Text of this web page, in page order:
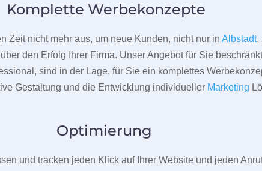
Komplette Werbekonzepte
Zeit nicht mehr aus, um neue Kunden, nicht nur inAlbstadt,
den Erfolg Ihrer Firma. Unser Angebot für Sie
sind in der Lage, für Sie ein komplettes
Gestaltung und die Entwicklung individueller Marketing
Optimierung
und tracken jeden Klick auf Ihrer Website und jeden